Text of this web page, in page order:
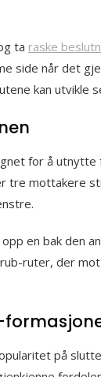
ta raske
side når det
kan utvikle
for å utnytte
tre mottakere
en bak den
ruter, der
på